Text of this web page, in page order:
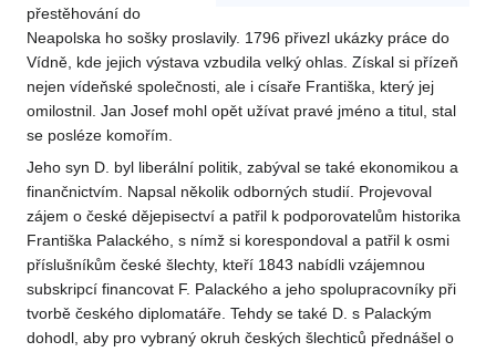
přestěhování do
Neapolska ho sošky proslavily. 1796 přivezl ukázky práce do
Vídně, kde jejich výstava vzbudila velký ohlas. Získal si přízeň
nejen vídeňské společnosti, ale i císaře Františka, který jej
omilostnil. Jan Josef mohl opět užívat pravé jméno a titul, stal
se posléze komořím.
Jeho syn D. byl liberální politik, zabýval se také ekonomikou a
finančnictvím. Napsal několik odborných studií. Projevoval
zájem o české dějepisectví a patřil k podporovatelům historika
Františka Palackého, s nímž si korespondoval a patřil k osmi
příslušníkům české šlechty, kteří 1843 nabídli vzájemnou
subskripcí financovat F. Palackého a jeho spolupracovníky při
tvorbě českého diplomatáře. Tehdy se také D. s Palackým
dohodl, aby pro vybraný okruh českých šlechticů přednášel o